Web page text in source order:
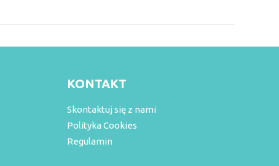
KONTAKT
Skontaktuj się z nami
Polityka Cookies
Regulamin